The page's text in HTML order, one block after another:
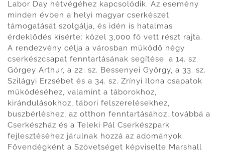
bejegyzéshez
Labor Day hétvégéhez kapcsolódik. Az esemény
minden évben a helyi magyar cserkészet
támogatását szolgálja, és idén is hatalmas
érdeklődés kísérte: közel 3,000 fő vett részt rajta.
A rendezvény célja a városban működő négy
cserkészcsapat fenntartásának segítése: a 14. sz.
Görgey Arthur, a 22. sz. Bessenyei György, a 33. sz.
Szilágyi Erzsébet és a 34. sz. Zrínyi Ilona csapatok
működéséhez, valamint a táborokhoz,
kirándulásokhoz, tábori felszerelésekhez,
buszbérléshez, az otthon fenntartásához, továbbá a
Cserkészház és a Teleki Pál Cserkészpark
fejlesztéséhez járulnak hozzá az adományok.
Fővendégként a Szövetséget képviselte Marshall